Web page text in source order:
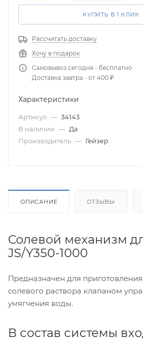
КУПИТЬ В 1 КЛИК
Рассчитать доставку
Хочу в подарок
Самовывоз сегодня - бесплатно
Доставка завтра - от 400 ₽
Характеристики
Артикул — 34143
В наличии — Да
Производитель — Гейзер
ОПИСАНИЕ ОТЗЫВЫ
Солевой механизм
JS/Y350-1000
Предназначен для
солевого раствора клапаном
умягчения воды.
В состав системы